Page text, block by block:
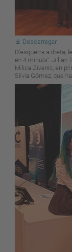
Descarregar
D'esquerra a dreta,
en 4 minuts': Jillian
Milica Zivanic, en
Sílvia Gómez, que